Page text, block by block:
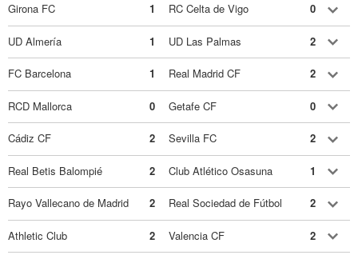
Girona FC 1 RC Celta de Vigo 0
UD Almería 1 UD Las Palmas 2
FC Barcelona 1 Real Madrid CF 2
RCD Mallorca 0 Getafe CF 0
Cádiz CF 2 Sevilla FC 2
Real Betis Balompié 2 Club Atlético Osasuna 1
Rayo Vallecano de Madrid 2 Real Sociedad de Fútbol 2
Athletic Club 2 Valencia CF 2